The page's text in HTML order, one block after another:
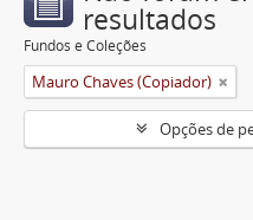
resultados
Fundos e Coleções
Mauro Chaves (Copiador)
Opções de